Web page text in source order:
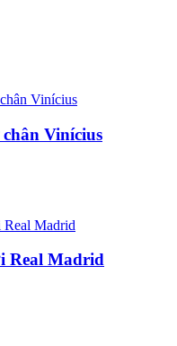
Vinícius
Real Madrid